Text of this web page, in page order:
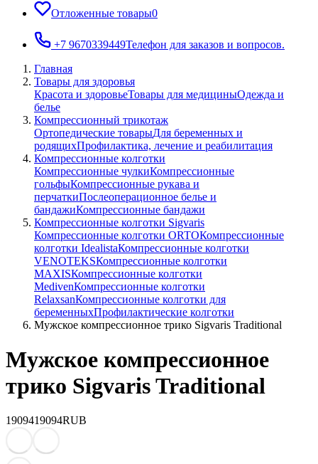
Отложенные товары0
+7 9670339449Телефон для заказов и вопросов.
Главная
Товары для здоровья
Красота и здоровьеТовары для медициныОдежда и
белье
Компрессионный трикотаж
Ортопедические товарыДля беременных и
родящихПрофилактика, лечение и реабилитация
Компрессионные колготки
Компрессионные чулкиКомпрессионные
гольфыКомпрессионные рукава и
перчаткиПослеоперационное белье и
бандажиКомпрессионные бандажи
Компрессионные колготки Sigvaris
Компрессионные колготки ORTOКомпрессионные
колготки IdealistaКомпрессионные колготки
VENOTEKSКомпрессионные колготки
MAXISКомпрессионные колготки
MedivenКомпрессионные колготки
RelaxsanКомпрессионные колготки для
беременныхПрофилактические колготки
Мужское компрессионное трико Sigvaris Traditional
Мужское компрессионное
трико Sigvaris Traditional
1909419094RUB